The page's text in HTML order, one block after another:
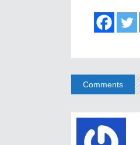
Comments